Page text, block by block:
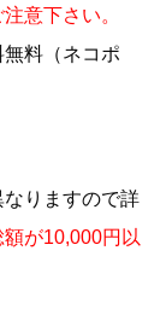
意下さい。
料（ネコポ
りますので詳
額が10,000円以